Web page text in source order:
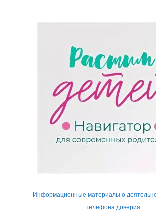
Информационные материалы о
телефона доверия